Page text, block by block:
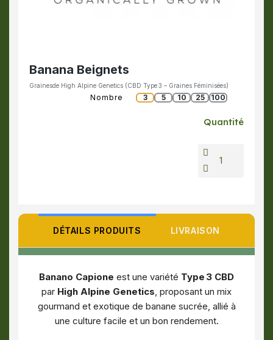
Banana Beignets
Grainesde High Alpine Genetics (CBD Type 3 – Graines Féminisées)
Nombre 3 5 10 25 100
Quantité
DÉTAILS PRODUITS LIVRAISON
Banano Capione est une variété Type 3 CBD
par High Alpine Genetics, proposant un mix
gourmand et exotique de banane sucrée, allié à
une culture facile et un bon rendement.